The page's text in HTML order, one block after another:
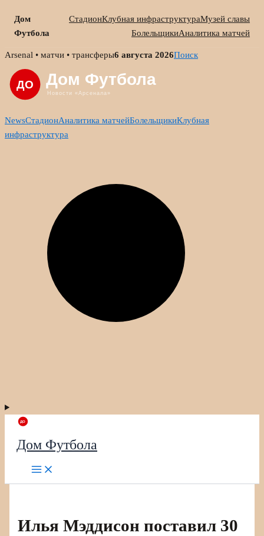
Дом
Футбола
СтадионКлубная инфраструктураМузей славы
БолельщикиАналитика матчей
Skip
content
Arsenal • матчи • трансферы6 августа 2026Поиск
NewsСтадионАналитика матчейБолельщикиКлубная
инфраструктура
Дом Футбола
Илья Мэддисон поставил 30